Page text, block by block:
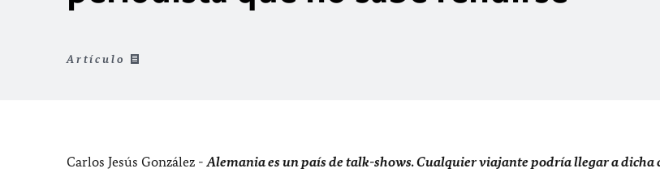
Artículo
Carlos Jesús González -Alemania es un país de talk-shows. Cualquier viajante podría llegar a dicha